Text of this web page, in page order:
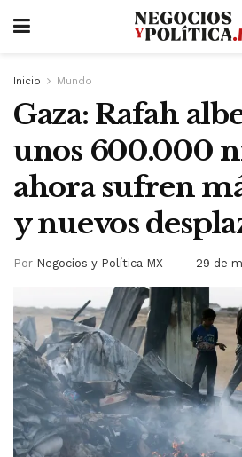
Inicio Mundo
Gaza: Rafah
unos 600.000
ahora sufren
y nuevos
Por Negocios y Política MX 29 de